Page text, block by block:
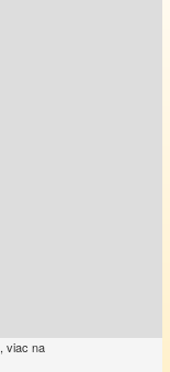
, viac na